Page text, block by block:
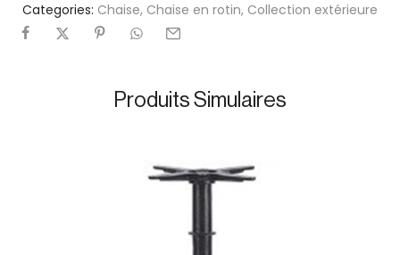
Categories: Chaise, Chaise en rotin, Collection extérieure
Produits Simulaires